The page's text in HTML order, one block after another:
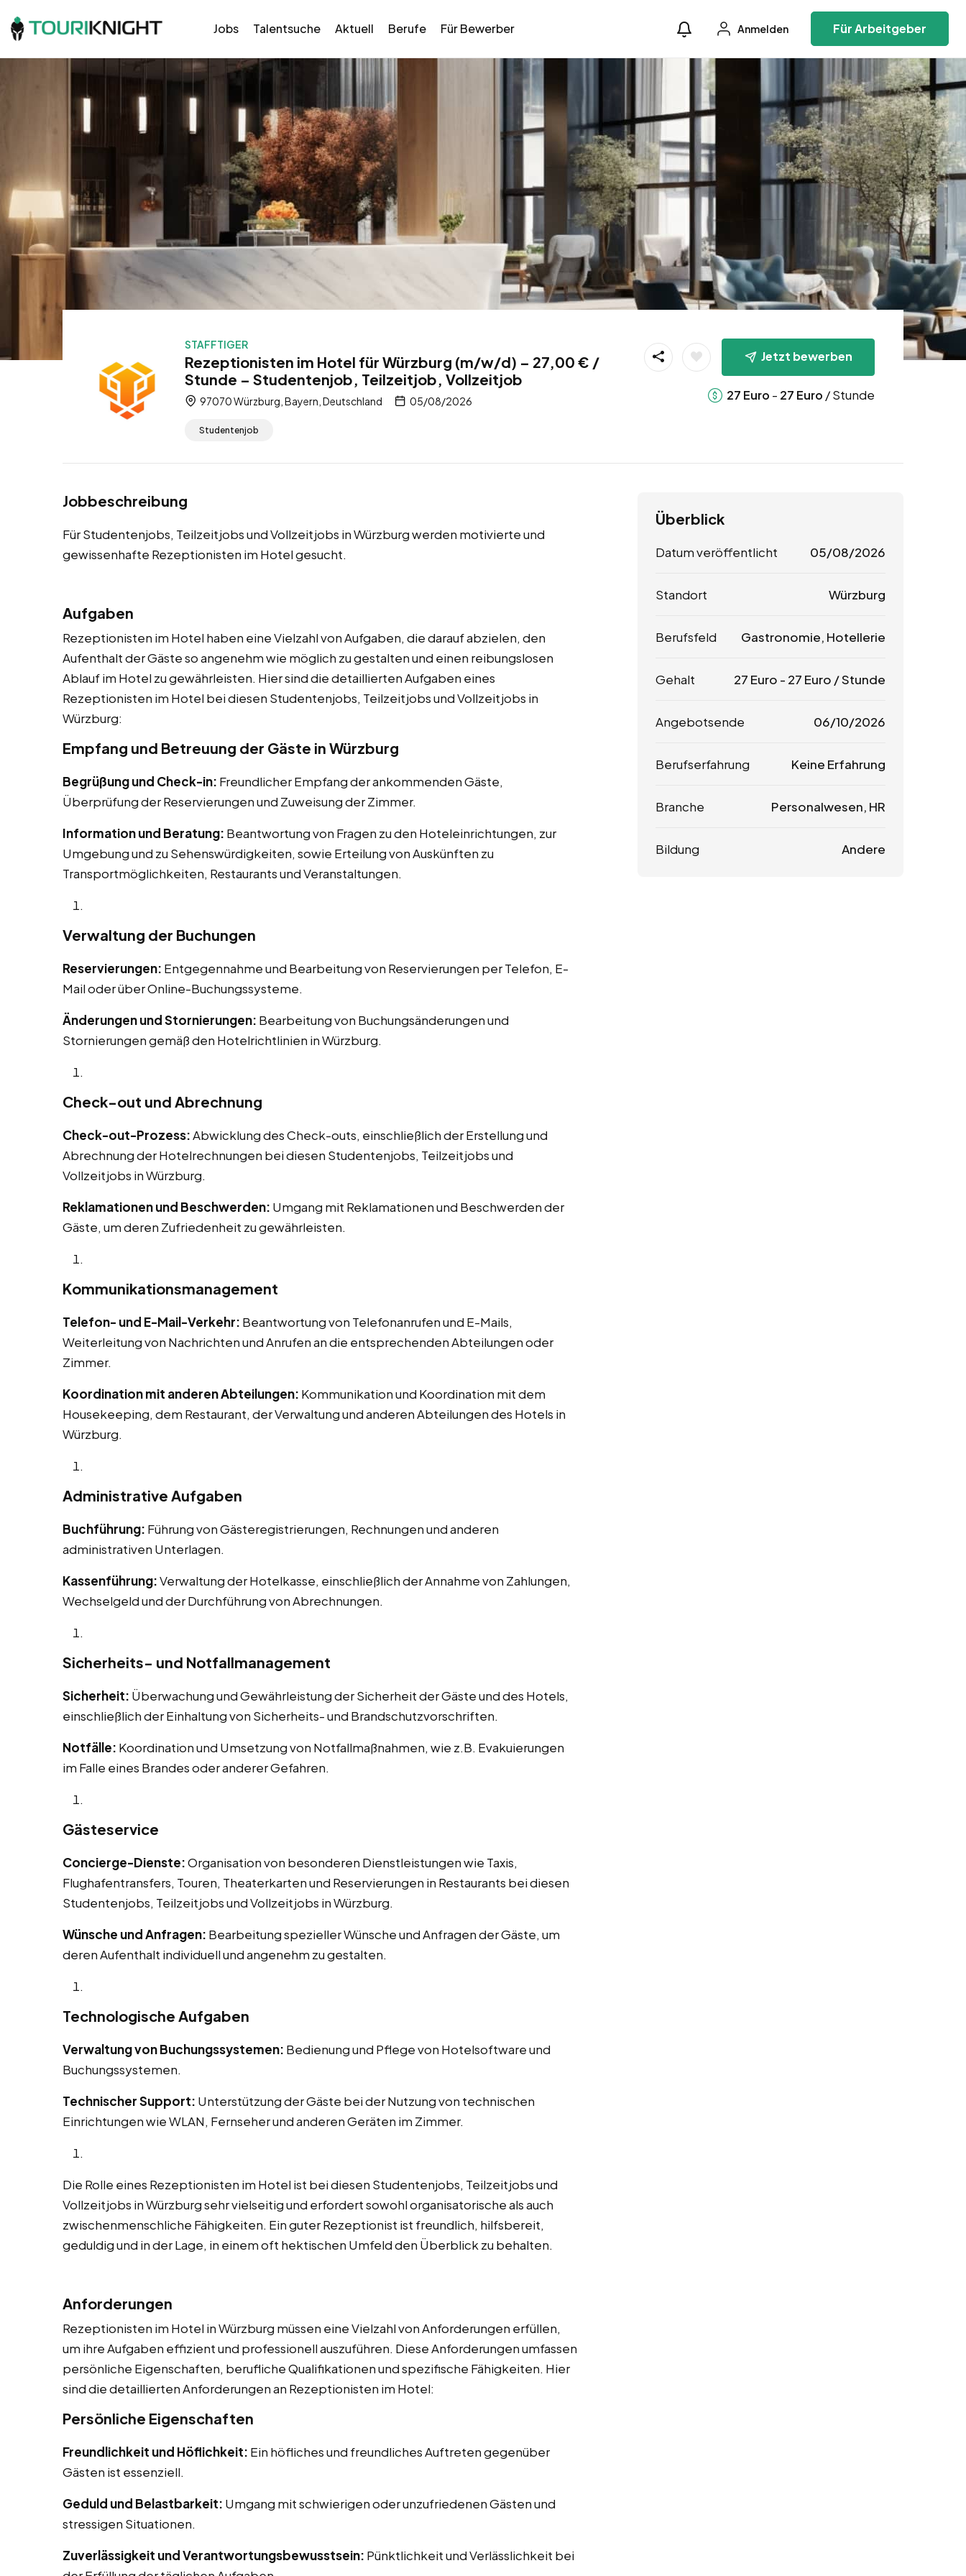
Jobs Talentsuche Aktuell Berufe Für Bewerber Anmelden Für Arbeitgeber
STAFFTIGER
Rezeptionisten im Hotel für Würzburg (m/w/d) – 27,00 € /
Stunde – Studentenjob, Teilzeitjob, Vollzeitjob
97070 Würzburg, Bayern, Deutschland 05/08/2026
Studentenjob
Jetzt bewerben
27 Euro - 27 Euro / Stunde
Jobbeschreibung
Für Studentenjobs, Teilzeitjobs und Vollzeitjobs in Würzburg werden motivierte und
gewissenhafte Rezeptionisten im Hotel gesucht.
Aufgaben
Rezeptionisten im Hotel haben eine Vielzahl von Aufgaben, die darauf abzielen, den
Aufenthalt der Gäste so angenehm wie möglich zu gestalten und einen reibungslosen
Ablauf im Hotel zu gewährleisten. Hier sind die detaillierten Aufgaben eines
Rezeptionisten im Hotel bei diesen Studentenjobs, Teilzeitjobs und Vollzeitjobs in
Würzburg:
Empfang und Betreuung der Gäste in Würzburg
Begrüßung und Check-in: Freundlicher Empfang der ankommenden Gäste,
Überprüfung der Reservierungen und Zuweisung der Zimmer.
Information und Beratung: Beantwortung von Fragen zu den Hoteleinrichtungen, zur
Umgebung und zu Sehenswürdigkeiten, sowie Erteilung von Auskünften zu
Transportmöglichkeiten, Restaurants und Veranstaltungen.
Verwaltung der Buchungen
Reservierungen: Entgegennahme und Bearbeitung von Reservierungen per Telefon, E-
Mail oder über Online-Buchungssysteme.
Änderungen und Stornierungen: Bearbeitung von Buchungsänderungen und
Stornierungen gemäß den Hotelrichtlinien in Würzburg.
Check-out und Abrechnung
Check-out-Prozess:Abwicklung des Check-outs, einschließlich der Erstellung und
Abrechnung der Hotelrechnungen bei diesen Studentenjobs, Teilzeitjobs und
Vollzeitjobs in Würzburg.
Reklamationen und Beschwerden: Umgang mit Reklamationen und Beschwerden der
Gäste, um deren Zufriedenheit zu gewährleisten.
Kommunikationsmanagement
Telefon- und E-Mail-Verkehr: Beantwortung von Telefonanrufen und E-Mails,
Weiterleitung von Nachrichten und Anrufen an die entsprechenden Abteilungen oder
Zimmer.
Koordination mit anderen Abteilungen: Kommunikation und Koordination mit dem
Housekeeping, dem Restaurant, der Verwaltung und anderen Abteilungen des Hotels in
Würzburg.
Administrative Aufgaben
Buchführung: Führung von Gästeregistrierungen, Rechnungen und anderen
administrativen Unterlagen.
Kassenführung:Verwaltung der Hotelkasse, einschließlich der Annahme von Zahlungen,
Wechselgeld und der Durchführung von Abrechnungen.
Sicherheits- und Notfallmanagement
Sicherheit: Überwachung und Gewährleistung der Sicherheit der Gäste und des Hotels,
einschließlich der Einhaltung von Sicherheits- und Brandschutzvorschriften.
Notfälle: Koordination und Umsetzung von Notfallmaßnahmen, wie z.B. Evakuierungen
im Falle eines Brandes oder anderer Gefahren.
Gästeservice
Concierge-Dienste:Organisation von besonderen Dienstleistungen wie Taxis,
Flughafentransfers, Touren, Theaterkarten und Reservierungen in Restaurants bei diesen
Studentenjobs, Teilzeitjobs und Vollzeitjobs in Würzburg.
Wünsche und Anfragen: Bearbeitung spezieller Wünsche und Anfragen der Gäste, um
deren Aufenthalt individuell und angenehm zu gestalten.
Technologische Aufgaben
Verwaltung von Buchungssystemen: Bedienung und Pflege von Hotelsoftware und
Buchungssystemen.
Technischer Support: Unterstützung der Gäste bei der Nutzung von technischen
Einrichtungen wie WLAN, Fernseher und anderen Geräten im Zimmer.
Die Rolle eines Rezeptionisten im Hotel ist bei diesen Studentenjobs, Teilzeitjobs und
Vollzeitjobs in Würzburg sehr vielseitig und erfordert sowohl organisatorische als auch
zwischenmenschliche Fähigkeiten. Ein guter Rezeptionist ist freundlich, hilfsbereit,
geduldig und in der Lage, in einem oft hektischen Umfeld den Überblick zu behalten.
Anforderungen
Rezeptionisten im Hotel in Würzburg müssen eine Vielzahl von Anforderungen erfüllen,
um ihre Aufgaben effizient und professionell auszuführen. Diese Anforderungen umfassen
persönliche Eigenschaften, berufliche Qualifikationen und spezifische Fähigkeiten. Hier
sind die detaillierten Anforderungen an Rezeptionisten im Hotel:
Persönliche Eigenschaften
Freundlichkeit und Höflichkeit: Ein höfliches und freundliches Auftreten gegenüber
Gästen ist essenziell.
Geduld und Belastbarkeit: Umgang mit schwierigen oder unzufriedenen Gästen und
stressigen Situationen.
Zuverlässigkeit und Verantwortungsbewusstsein: Pünktlichkeit und Verlässlichkeit bei
Überblick
Datum veröffentlicht 05/08/2026
Standort Würzburg
Berufsfeld Gastronomie, Hotellerie
Gehalt 27 Euro - 27 Euro / Stunde
Angebotsende 06/10/2026
Berufserfahrung Keine Erfahrung
Branche Personalwesen, HR
Bildung Andere